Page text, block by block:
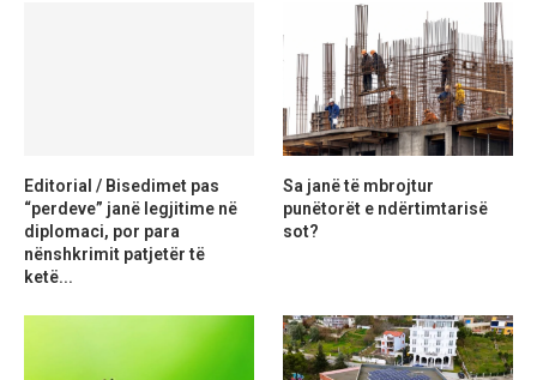
Editorial / Bisedimet pas
“perdeve” janë legjitime në
diplomaci, por para
nënshkrimit patjetër të
ketë...
Sa janë të mbrojtur
punëtorët e ndërtimtarisë
sot?